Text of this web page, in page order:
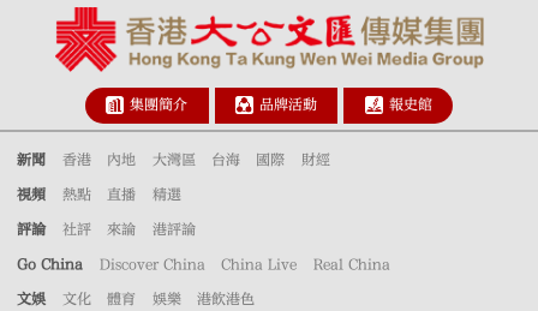
集團簡介 品牌活動 報史館
新聞 香港 內地 大灣區 台海 國際 財經
視頻 熱點 直播 精選
評論 社評 來論 港評論
Go China Discover China China Live Real China
文娛 文化 體育 娛樂 港飲港色